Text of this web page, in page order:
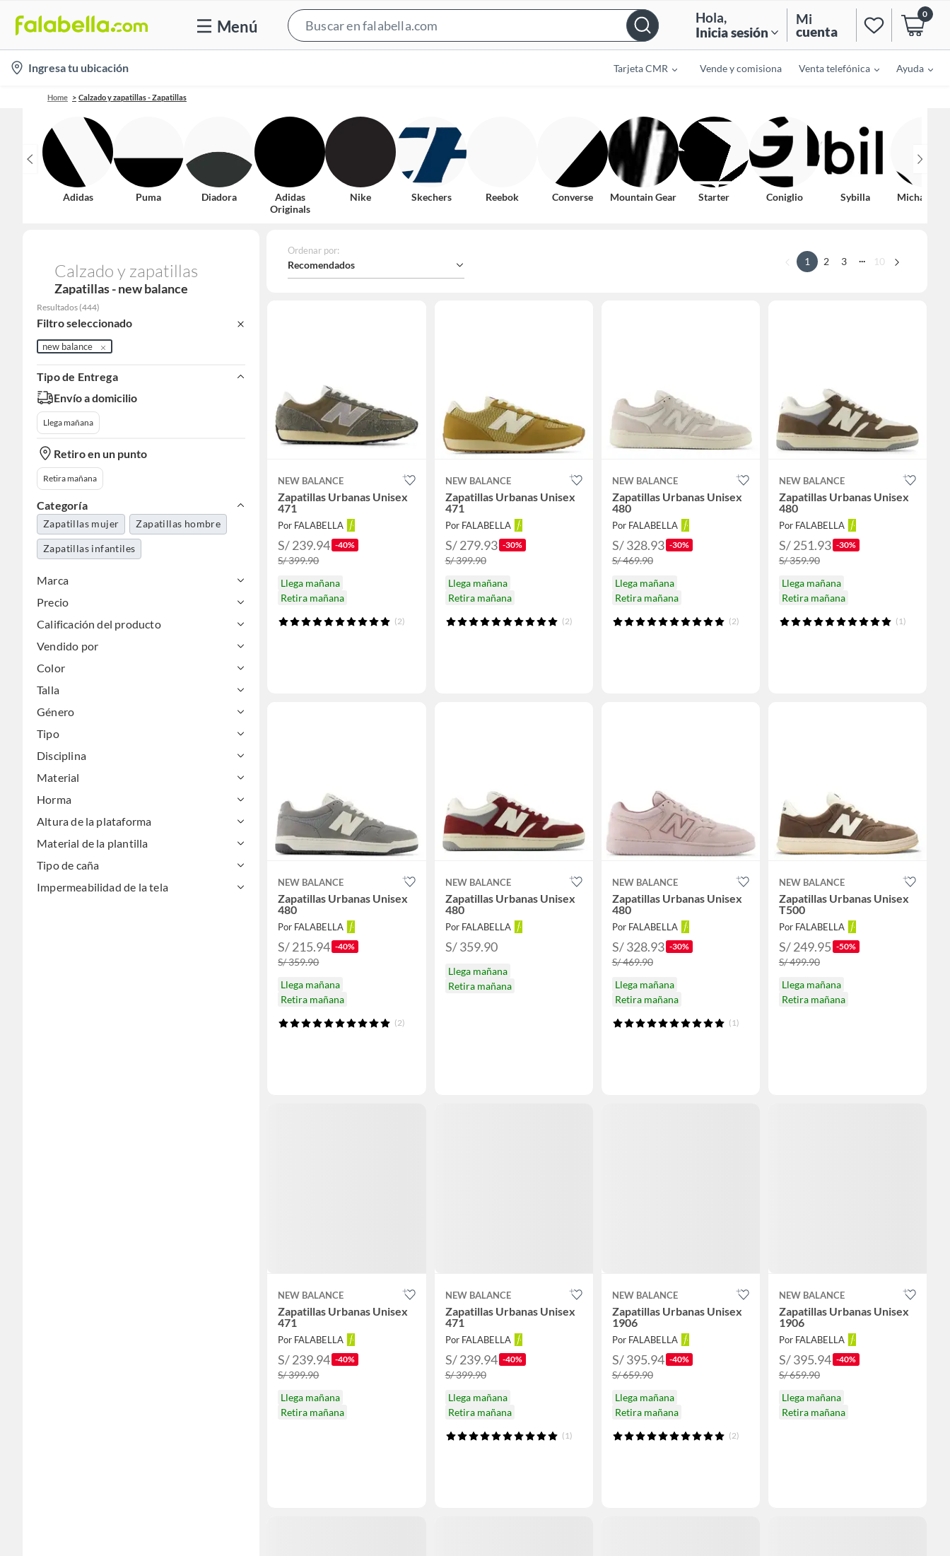
Menú
Bar
Hola,
Inicia sesión
Mi
cuenta
0
location-
icon
Ingresa tu ubicación Tarjeta CMR Vende y comisiona Venta telefónica Ayuda
Home Calzado y zapatillas - Zapatillas
Adidas Puma Diadora
Adidas
Originals
Nike Skechers Reebok Converse Mountain Gear Starter Coniglio Sybilla Michael
Calzado y zapatillas
Zapatillas - new balance
Resultados (444)
Filtro seleccionado
new balance
Tipo de Entrega
Envío a domicilio
Llega mañana
Retiro en un punto
Retira mañana
Categoría
Zapatillas mujer Zapatillas hombre
Zapatillas infantiles
Marca
Precio
Calificación del producto
Vendido por
Color
Talla
Género
Tipo
Disciplina
Material
Horma
Altura de la plataforma
Material de la plantilla
Tipo de caña
Impermeabilidad de la tela
Ordenar por:
Recomendados 1 2 3 ... 10
NEW BALANCE
Zapatillas Urbanas Unisex
471
Por FALABELLA
S/ 239.94 -40%
S/ 399.90
Llega mañana
Retira mañana
(2)
NEW BALANCE
Zapatillas Urbanas Unisex
471
Por FALABELLA
S/ 279.93 -30%
S/ 399.90
Llega mañana
Retira mañana
(2)
NEW BALANCE
Zapatillas Urbanas Unisex
480
Por FALABELLA
S/ 328.93 -30%
S/ 469.90
Llega mañana
Retira mañana
(2)
NEW BALANCE
Zapatillas Urbanas Unisex
480
Por FALABELLA
S/ 251.93 -30%
S/ 359.90
Llega mañana
Retira mañana
(1)
NEW BALANCE
Zapatillas Urbanas Unisex
480
Por FALABELLA
S/ 215.94 -40%
S/ 359.90
Llega mañana
Retira mañana
(2)
NEW BALANCE
Zapatillas Urbanas Unisex
480
Por FALABELLA
S/ 359.90
Llega mañana
Retira mañana
NEW BALANCE
Zapatillas Urbanas Unisex
480
Por FALABELLA
S/ 328.93 -30%
S/ 469.90
Llega mañana
Retira mañana
(1)
NEW BALANCE
Zapatillas Urbanas Unisex
T500
Por FALABELLA
S/ 249.95 -50%
S/ 499.90
Llega mañana
Retira mañana
NEW BALANCE
Zapatillas Urbanas Unisex
471
Por FALABELLA
S/ 239.94 -40%
S/ 399.90
Llega mañana
Retira mañana
NEW BALANCE
Zapatillas Urbanas Unisex
471
Por FALABELLA
S/ 239.94 -40%
S/ 399.90
Llega mañana
Retira mañana
(1)
NEW BALANCE
Zapatillas Urbanas Unisex
1906
Por FALABELLA
S/ 395.94 -40%
S/ 659.90
Llega mañana
Retira mañana
(2)
NEW BALANCE
Zapatillas Urbanas Unisex
1906
Por FALABELLA
S/ 395.94 -40%
S/ 659.90
Llega mañana
Retira mañana